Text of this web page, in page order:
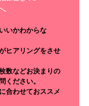
いかわからな
ヒアリングをさせ
数などお決まりの
ください。
合わせておススメ